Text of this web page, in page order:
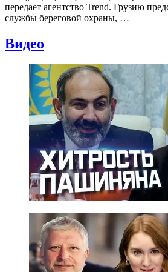
передает агентство Trend. Грузию
службы береговой охраны, …
Видео